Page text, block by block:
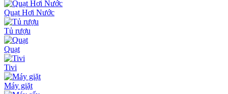
Quạt Hơi Nước
Tủ rượu
Quạt
Tivi
Máy giặt